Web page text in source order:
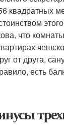
квадратных
что
от друга,
есть